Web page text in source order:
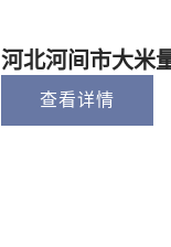
河北河间市大米
查看详情